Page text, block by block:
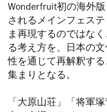
Wonderfruit初の海外
されるメインフェス
ま再現するのではなく
る考え方を、日本の
性を通じて再解釈す
集まりとなる。
「大原山荘」「将軍